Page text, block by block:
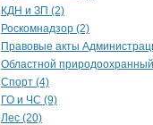
КДН и ЗП (2)
Роскомнадзор (2)
Правовые акты
Областной
Спорт (4)
ГО и ЧС (9)
Лес (20)